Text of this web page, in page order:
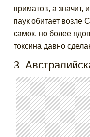
приматов, а
паук обитает возле
самок, но более
токсина давно
3.